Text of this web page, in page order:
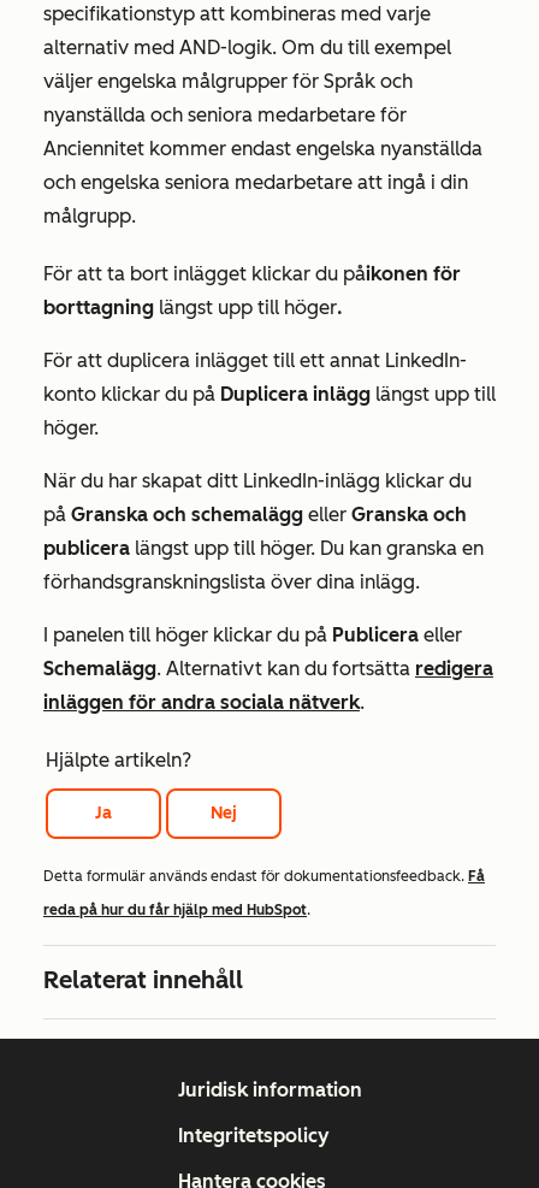
specifikationstyp att kombineras med varje
alternativ med AND-logik. Om du till exempel
väljer engelska målgrupper för Språk och
nyanställda och seniora medarbetare för
Anciennitet kommer endast engelska nyanställda
och engelska seniora medarbetare att ingå i din
målgrupp.
För att ta bort inlägget klickar du påikonen för
borttagning längst upp till höger.
För att duplicera inlägget till ett annat LinkedIn-
konto klickar du på Duplicera inlägg längst upp till
höger.
När du har skapat ditt LinkedIn-inlägg klickar du
på Granska och schemalägg eller Granska och
publicera längst upp till höger. Du kan granska en
förhandsgranskningslista över dina inlägg.
I panelen till höger klickar du på Publicera eller
Schemalägg. Alternativt kan du fortsätta redigera
inläggen för andra sociala nätverk.
Hjälpte artikeln?
Ja Nej
Detta formulär används endast för dokumentationsfeedback. Få
reda på hur du får hjälp med HubSpot.
Relaterat innehåll
Juridisk information
Integritetspolicy
Hantera cookies